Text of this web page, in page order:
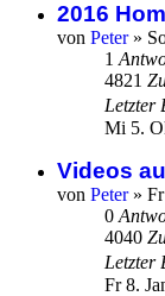
2016
von Peter»
1
4821
Letzter
Mi 5.
Videos
von Peter»
0
4040
Letzter
Fr 8.